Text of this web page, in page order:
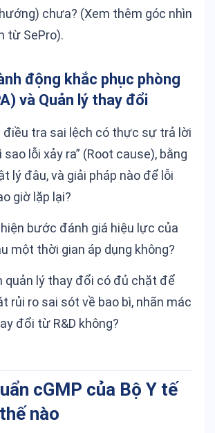
chưa? (Xem thêm góc nhìn
từ SePro).
động khắc phục phòng
và Quản lý thay đổi
điều tra sai lệch có thực sự trả lời
sao lỗi xảy ra” (Root cause), bằng
lý đâu, và giải pháp nào để lỗi
giờ lặp lại?
bước đánh giá hiệu lực của
một thời gian áp dụng không?
quản lý thay đổi có đủ chặt để
rủi ro sai sót về bao bì, nhãn mác
đổi từ R&D không?
cGMP của Bộ Y tế
nào